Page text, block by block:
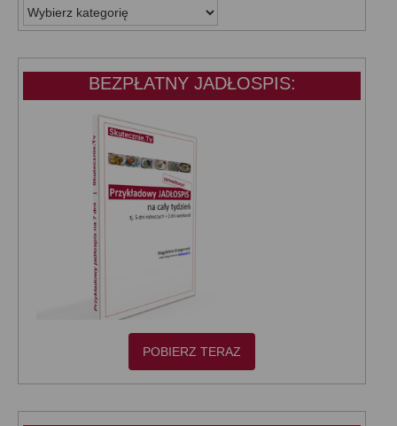
WSZYSTKIE
KATEGORIE:
BEZPŁATNY JADŁOSPIS:
POBIERZ TERAZ